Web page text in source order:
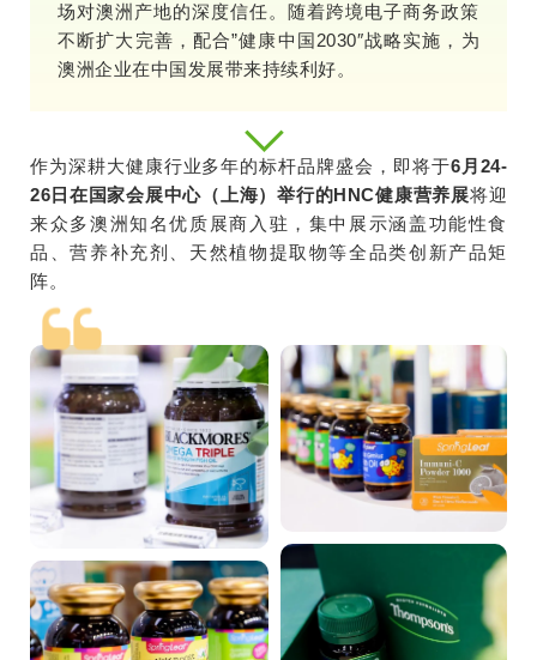
场对澳洲产地的深度信任。随着跨境电子商务政策
不断扩大完善，配合”健康中国2030″战略实施，为
澳洲企业在中国发展带来持续利好。
作为深耕大健康行业多年的标杆品牌盛会，即将于6月24-
26日在国家会展中心（上海）举行的HNC健康营养展将迎
来众多澳洲知名优质展商入驻，集中展示涵盖功能性食
品、营养补充剂、天然植物提取物等全品类创新产品矩
阵。